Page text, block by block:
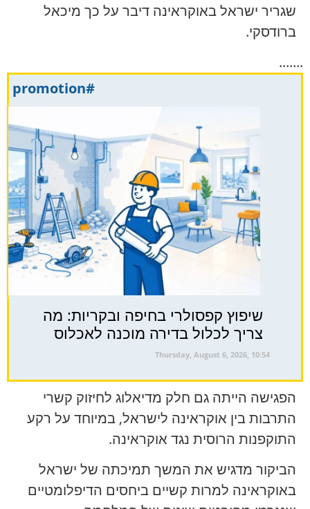
שגריר ישראל באוקראינה דיבר על כך מיכאל
ברודסקי.
.......
#promotion
שיפוץ קפסולרי בחיפה ובקריות: מה
צריך לכלול בדירה מוכנה לאכלוס
Thursday, August 6, 2026, 10:54
הפגישה הייתה גם חלק מדיאלוג לחיזוק קשרי
התרבות בין אוקראינה לישראל, במיוחד על רקע
התוקפנות הרוסית נגד אוקראינה.
הביקור מדגיש את המשך תמיכתה של ישראל
באוקראינה למרות קשיים ביחסים הדיפלומטיים